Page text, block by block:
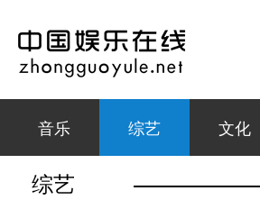
音乐 综艺 文化
综艺